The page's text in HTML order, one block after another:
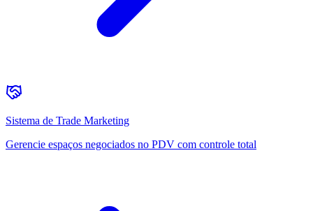
Sistema de Trade Marketing
Gerencie espaços negociados no PDV com controle total